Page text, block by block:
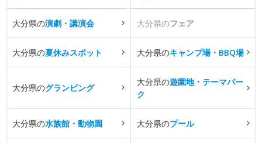
大分県の演劇・講演会 大分県のフェア
大分県の夏休みスポット 大分県のキャンプ場・BBQ場
大分県のグランピング
大分県の遊園地・テーマパー
ク
大分県の水族館・動物園 大分県のプール